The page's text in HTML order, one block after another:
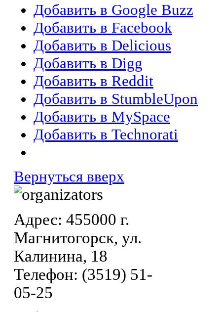
Добавить в Google Buzz
Добавить в Facebook
Добавить в Delicious
Добавить в Digg
Добавить в Reddit
Добавить в StumbleUpon
Добавить в MySpace
Добавить в Technorati
Вернуться вверх
Адрес: 455000 г.
Магнитогорск, ул.
Калинина, 18
Телефон: (3519) 51-
05-25